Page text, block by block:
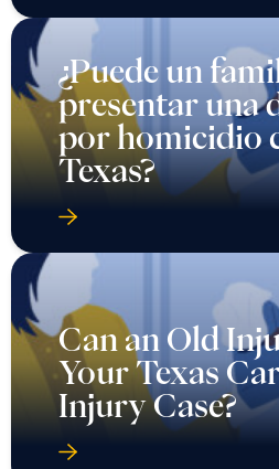
¿Puede un
presentar una
por homicidio
Texas?
Can an Old
Your Texas
Injury Case?